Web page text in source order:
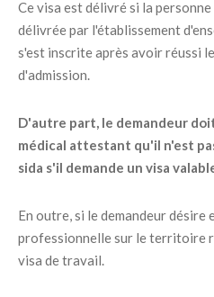
Ce visa est délivré si la
délivrée par l'établissement
s'est inscrite après avoir réussi
d'admission.
D'autre part, le demandeur
médical attestant qu'il n'est
sida s'il demande un visa
En outre, si le demandeur
professionnelle sur le territoire
visa de travail.